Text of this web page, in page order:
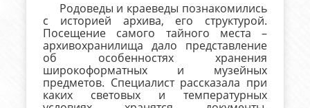
Родоведы и краеведы познакомились
с историей архива, его структурой.
Посещение самого тайного места –
архивохранилища дало представление
об особенностях хранения
широкоформатных и музейных
предметов. Специалист рассказала при
каких световых и температурных